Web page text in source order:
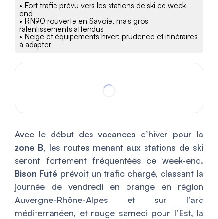
• Fort trafic prévu vers les stations de ski ce week-
end
• RN90 rouverte en Savoie, mais gros
ralentissements attendus
• Neige et équipements hiver: prudence et itinéraires
à adapter
Avec le début des vacances d’hiver pour la
zone B, les routes menant aux stations de ski
seront fortement fréquentées ce week-end.
Bison Futé prévoit un trafic chargé, classant la
journée de vendredi en orange en région
Auvergne-Rhône-Alpes et sur l’arc
méditerranéen, et rouge samedi pour l’Est, la